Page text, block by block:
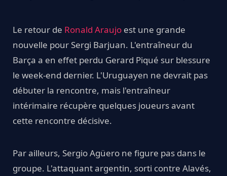
Le retour de Ronald Araujo est une grande
nouvelle pour Sergi Barjuan. L'entraîneur du
Barça a en effet perdu Gerard Piqué sur blessure
le week-end dernier. L'Uruguayen ne devrait pas
débuter la rencontre, mais l'entraîneur
intérimaire récupère quelques joueurs avant
cette rencontre décisive.
Par ailleurs, Sergio Agüero ne figure pas dans le
groupe. L'attaquant argentin, sorti contre Alavés,